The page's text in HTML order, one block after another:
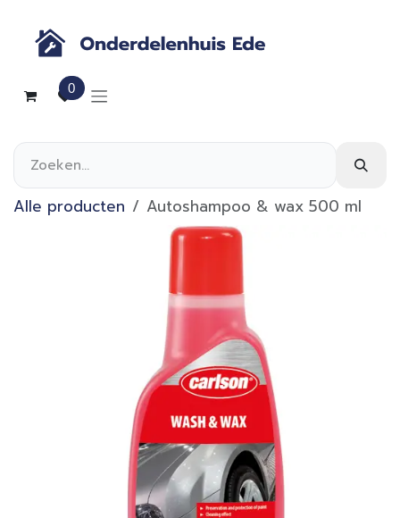
0
Alle producten Autoshampoo & wax 500 ml